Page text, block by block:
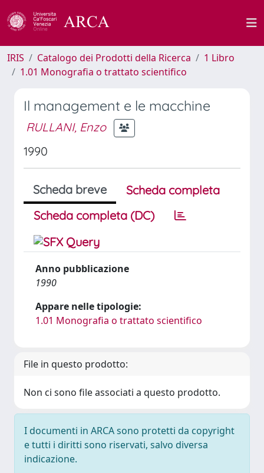
IRIS Catalogo dei Prodotti della Ricerca
1 Libro
1.01 Monografia o trattato scientifico
Il management e le macchine
RULLANI, Enzo
1990
Scheda breve
Scheda completa
Scheda completa (DC)
Anno pubblicazione
1990
Appare nelle tipologie:
1.01 Monografia o trattato scientifico
File in questo prodotto:
Non ci sono file associati a questo prodotto.
I documenti in ARCA sono protetti da copyright
e tutti i diritti sono riservati, salvo diversa
indicazione.